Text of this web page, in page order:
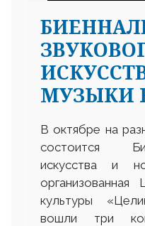
МУЗЫКИ
В октябре на
состоится
искусства и
организованная
культуры
вошли три